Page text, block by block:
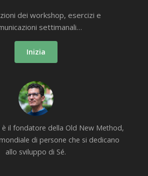
dei workshop, esercizi e
settimanali…
Inizia
è il fondatore della Old New Method,
di persone che si dedicano
allo sviluppo di Sé.